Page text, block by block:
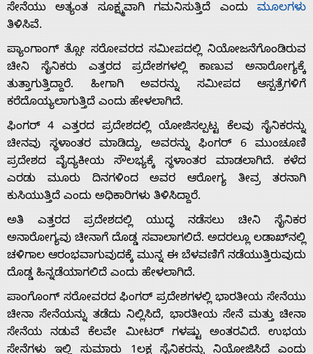
Home
About
Us
Advertise
ಸೇನೆಯು ಅತ್ಯಂತ ಸೂಕ್ಷ್ಮವಾಗಿ ಗಮನಿಸುತ್ತಿದೆ ಎಂದು ಮೂಲಗಳು
ತಿಳಿಸಿವೆ.
ಪ್ಯಾಂಗಾಂಗ್ ತ್ಸೋ ಸರೋವರದ ಸಮೀಪದಲ್ಲಿ ನಿಯೋಜನೆಗೊಂಡಿರುವ
ಚೀನಿ ಸೈನಿಕರು ಎತ್ತರದ ಪ್ರದೇಶಗಳಲ್ಲಿ ಕಾಣುವ ಅನಾರೋಗ್ಯಕ್ಕೆ
ತುತ್ತಾಗುತ್ತಿದ್ದಾರೆ. ಹೀಗಾಗಿ ಅವರನ್ನು ಸಮೀಪದ ಆಸ್ಪತ್ರೆಗಳಿಗೆ
ಕರೆದೊಯ್ಯಲಾಗುತ್ತಿದೆ ಎಂದು ಹೇಳಲಾಗಿದೆ.
ಫಿಂಗರ್ 4 ಎತ್ತರದ ಪ್ರದೇಶದಲ್ಲಿ ಯೋಜಿಸಲ್ಪಟ್ಟ ಕೆಲವು ಸೈನಿಕರನ್ನು
ಚೀನವು ಸ್ಥಳಾಂತರ ಮಾಡಿದ್ದು, ಅವರನ್ನು ಫಿಂಗರ್ 6 ಮುಂಚೂಣಿ
ಪ್ರದೇಶದ ವೈದ್ಯಕೀಯ ಸೌಲಭ್ಯಕ್ಕೆ ಸ್ಥಳಾಂತರ ಮಾಡಲಾಗಿದೆ. ಕಳೆದ
ಎರಡು ಮೂರು ದಿನಗಳಿಂದ ಅವರ ಆರೋಗ್ಯ ತೀವ್ರ ತರನಾಗಿ
ಕುಸಿಯುತ್ತಿದೆ ಎಂದು ಅಧಿಕಾರಿಗಳು ತಿಳಿಸಿದ್ದಾರೆ.
ಅತಿ ಎತ್ತರದ ಪ್ರದೇಶದಲ್ಲಿ ಯುದ್ಧ ನಡೆಸಲು ಚೀನಿ ಸೈನಿಕರ
ಅನಾರೋಗ್ಯವು ಚೀನಾಗೆ ದೊಡ್ಡ ಸವಾಲಾಗಲಿದೆ. ಅದರಲ್ಲೂ ಲಡಾಖ್‌ನಲ್ಲಿ
ಚಳಿಗಾಲ ಆರಂಭವಾಗುವುದಕ್ಕೆ ಮುನ್ನ ಈ ಬೆಳವಣಿಗೆ ನಡೆಯುತ್ತಿರುವುದು
ದೊಡ್ಡ ಹಿನ್ನಡೆಯಾಗಲಿದೆ ಎಂದು ಹೇಳಲಾಗಿದೆ.
ಪಾಂಗೊಂಗ್ ಸರೋವರದ ಫಿಂಗರ್ ಪ್ರದೇಶಗಳಲ್ಲಿ ಭಾರತೀಯ ಸೇನೆಯು
ಚೀನಾ ಸೇನೆಯನ್ನು ತಡೆದು ನಿಲ್ಲಿಸಿದೆ, ಭಾರತೀಯ ಸೇನೆ ಮತ್ತು ಚೀನಾ
ಸೇನೆಯ ನಡುವೆ ಕೆಲವೇ ಮೀಟರ್ ಗಳಷ್ಟು ಅಂತರವಿದೆ. ಉಭಯ